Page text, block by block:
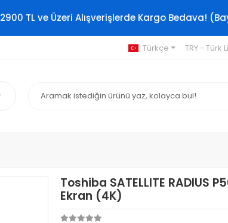
2900 TL ve Üzeri Alışverişlerde Kargo Bedava!
Türkçe TRY - Türk
Toshiba SATELLITE RADIUS
Ekran (4K)